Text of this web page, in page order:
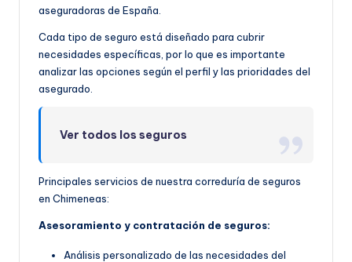
aseguradoras de España.
Cada tipo de seguro está diseñado para cubrir
necesidades específicas, por lo que es importante
analizar las opciones según el perfil y las prioridades del
asegurado.
Ver todos los seguros
Principales servicios de nuestra correduría de seguros
en Chimeneas:
Asesoramiento y contratación de seguros:
Análisis personalizado de las necesidades del